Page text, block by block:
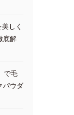
しく
底解
で毛
パウダ